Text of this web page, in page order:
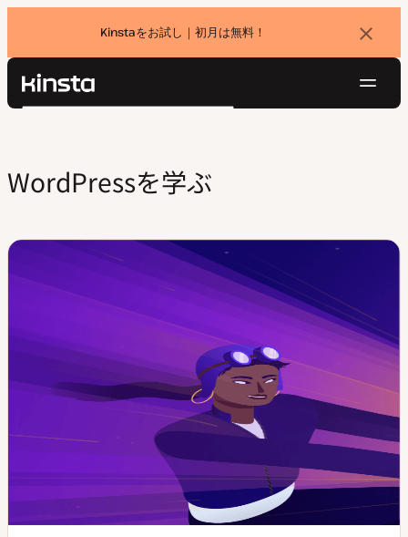
Kinstaをお試し｜初月は無料！
バ
ナ
を
Kinsta®
ン
価格設定
リソース
検
WordPressを学ぶ